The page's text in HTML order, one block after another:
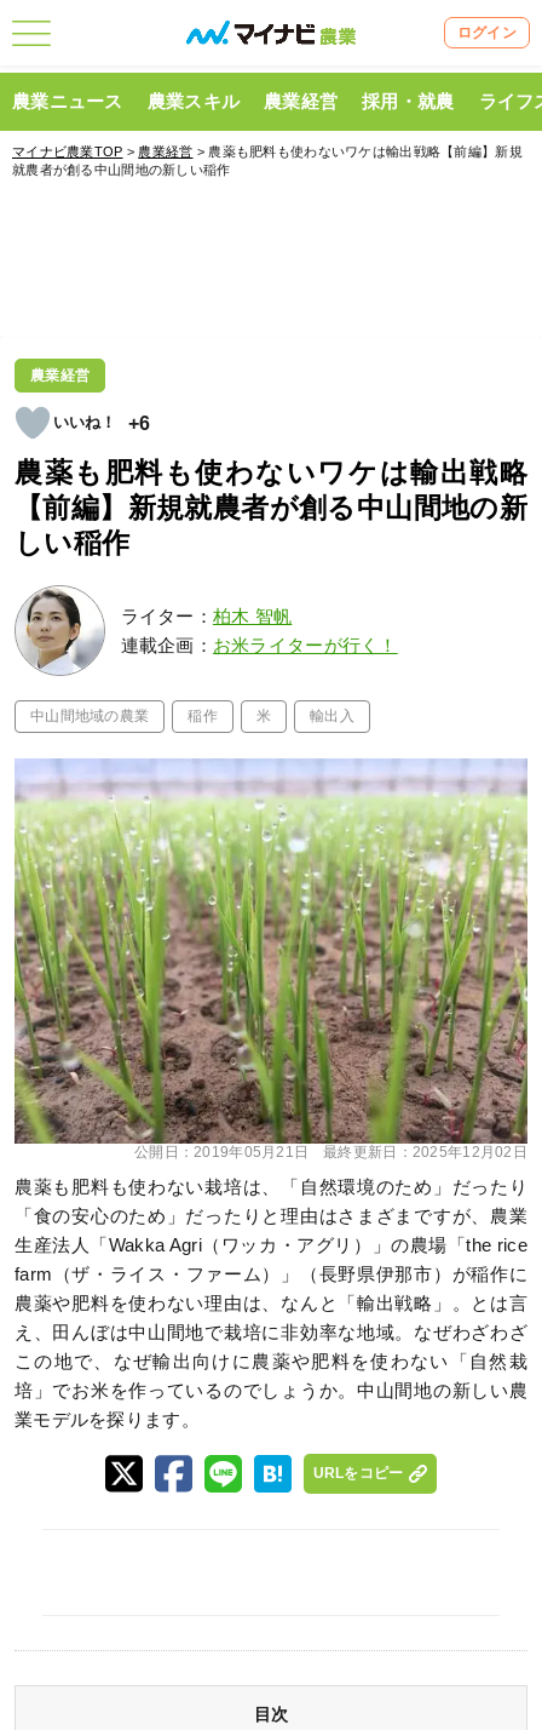
ログイン
農業ニュース 農業スキル 農業経営 採用・就農 ライフ
マイナビ農業TOP > 農業経営 > 農薬も肥料も使わないワケは輸出戦略【前編】新規
就農者が創る中山間地の新しい稲作
農業経営
+6
農薬も肥料も使わないワケは輸出戦略
【前編】新規就農者が創る中山間地の新
しい稲作
ライター： 柏木 智帆
連載企画： お米ライターが行く！
中山間地域の農業 稲作 米 輸出入
公開日：2019年05月21日 最終更新日： 2025年12月02日
農薬も肥料も使わない栽培は、「自然環境のため」だったり
「食の安心のため」だったりと理由はさまざまですが、農業
生産法人「Wakka Agri（ワッカ・アグリ）」の農場「the rice
farm（ザ・ライス・ファーム）」（長野県伊那市）が稲作に
農薬や肥料を使わない理由は、なんと「輸出戦略」。とは言
え、田んぼは中山間地で栽培に非効率な地域。なぜわざわざ
この地で、なぜ輸出向けに農薬や肥料を使わない「自然栽
培」でお米を作っているのでしょうか。中山間地の新しい農
業モデルを探ります。
URLをコピー
目次